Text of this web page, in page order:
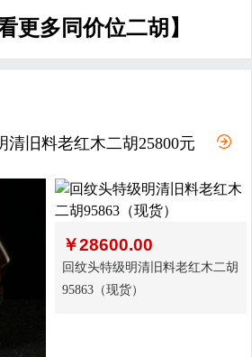
更多同价位二胡】
清旧料老红木二胡25800元
￥28600.00
回纹头特级明清旧料老红木二胡
95863（现货）